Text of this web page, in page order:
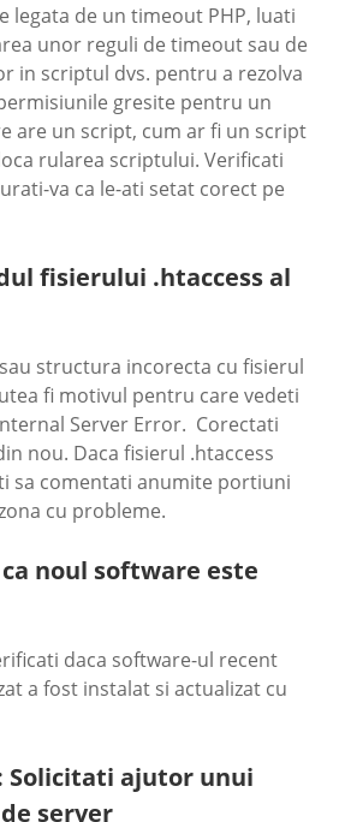
legata de un timeout PHP, luati
unor reguli de timeout sau de
in scriptul dvs. pentru a rezolva
gresite pentru un
are un script, cum ar fi un script
rularea scriptului. Verificati
va ca le-ati setat corect pe
fisierului .htaccess al
structura incorecta cu fisierul
fi motivul pentru care vedeti
Server Error. Corectati
nou. Daca fisierul .htaccess
sa comentati anumite portiuni
cu probleme.
noul software este
daca software-ul recent
a fost instalat si actualizat cu
Solicitati ajutor unui
server